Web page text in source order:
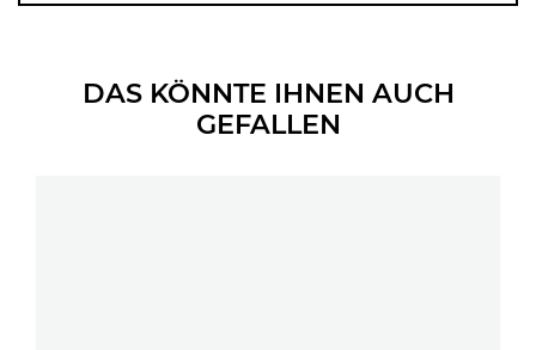
DAS KÖNNTE IHNEN AUCH
GEFALLEN